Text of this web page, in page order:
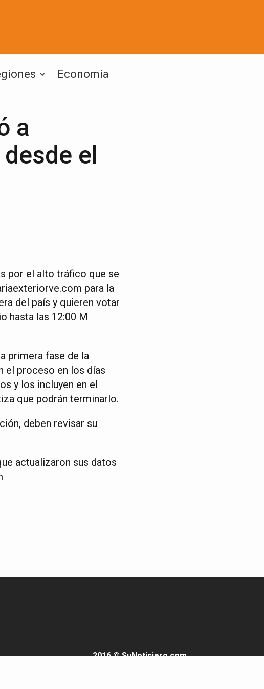
Economía
a
el
por el alto tráfico que se
para la
del país y quieren votar
hasta las 12:00 M
primera fase de la
el proceso en los días
y los incluyen en el
que podrán terminarlo.
deben revisar su
actualizaron sus datos
2016 © SuNoticiero.com